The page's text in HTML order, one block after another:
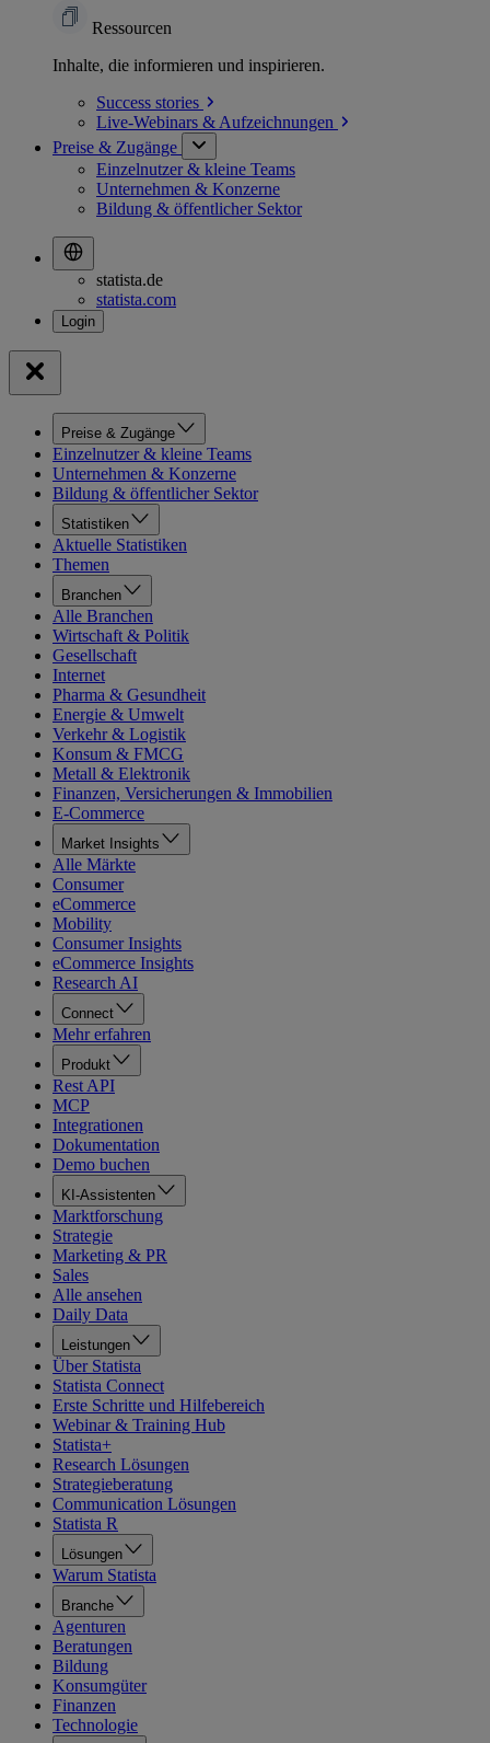
Ressourcen
Inhalte, die informieren und inspirieren.
Success stories
Live-Webinars & Aufzeichnungen
Preise & Zugänge
Einzelnutzer & kleine Teams
Unternehmen & Konzerne
Bildung & öffentlicher Sektor
statista.de
statista.com
Preise & Zugänge
Einzelnutzer & kleine Teams
Unternehmen & Konzerne
Bildung & öffentlicher Sektor
Statistiken
Aktuelle Statistiken
Themen
Branchen
Alle Branchen
Wirtschaft & Politik
Gesellschaft
Internet
Pharma & Gesundheit
Energie & Umwelt
Verkehr & Logistik
Konsum & FMCG
Metall & Elektronik
Finanzen, Versicherungen & Immobilien
E-Commerce
Market Insights
Alle Märkte
Consumer
eCommerce
Mobility
Consumer Insights
eCommerce Insights
Research AI
Connect
Mehr erfahren
Produkt
Rest API
MCP
Integrationen
Dokumentation
Demo buchen
KI-Assistenten
Marktforschung
Strategie
Marketing & PR
Sales
Alle ansehen
Daily Data
Leistungen
Über Statista
Statista Connect
Erste Schritte und Hilfebereich
Webinar & Training Hub
Statista+
Research Lösungen
Strategieberatung
Communication Lösungen
Statista R
Lösungen
Warum Statista
Branche
Agenturen
Beratungen
Bildung
Konsumgüter
Finanzen
Technologie